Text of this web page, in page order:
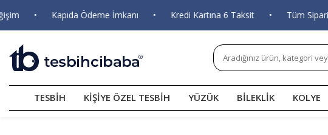
İmkanı • Kredi Kartına 6 Taksit • Tüm Siparişlerde Kargo Bedava
TESBİH KİŞİYE ÖZEL TESBİH YÜZÜK BİLEKLİK KOLYE